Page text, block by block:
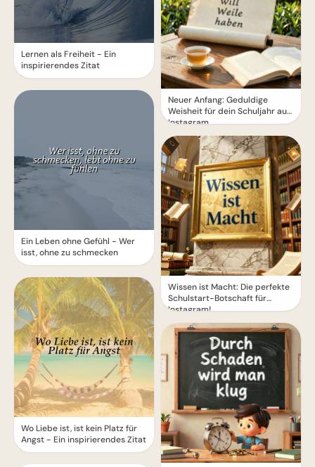
Lernen als Freiheit - Ein
inspirierendes Zitat
Ein Leben ohne Gefühl - Wer
isst, ohne zu schmecken
Wo Liebe ist, ist kein Platz für
Angst - Ein inspirierendes Zitat
Neuer Anfang: Geduldige
Weisheit für dein Schuljahr auf
Instagram.
Wissen ist Macht: Die perfekte
Schulstart-Botschaft für
Instagram!